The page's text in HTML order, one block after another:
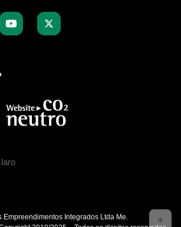
Empreendimentos Integrados Ltda Me.